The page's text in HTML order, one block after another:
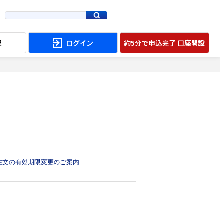
ログイン 約5分で申込完了 口座開設
の有効期限変更のご案内